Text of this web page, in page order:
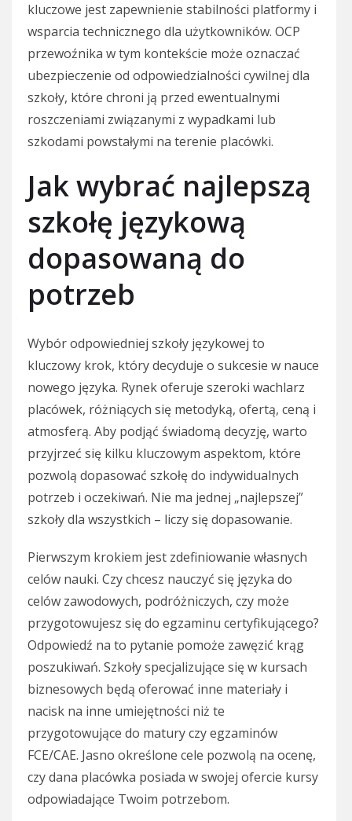
kluczowe jest zapewnienie stabilności platformy i
wsparcia technicznego dla użytkowników. OCP
przewoźnika w tym kontekście może oznaczać
ubezpieczenie od odpowiedzialności cywilnej dla
szkoły, które chroni ją przed ewentualnymi
roszczeniami związanymi z wypadkami lub
szkodami powstałymi na terenie placówki.
Jak wybrać najlepszą
szkołę językową
dopasowaną do
potrzeb
Wybór odpowiedniej szkoły językowej to
kluczowy krok, który decyduje o sukcesie w nauce
nowego języka. Rynek oferuje szeroki wachlarz
placówek, różniących się metodyką, ofertą, ceną i
atmosferą. Aby podjąć świadomą decyzję, warto
przyjrzeć się kilku kluczowym aspektom, które
pozwolą dopasować szkołę do indywidualnych
potrzeb i oczekiwań. Nie ma jednej „najlepszej”
szkoły dla wszystkich – liczy się dopasowanie.
Pierwszym krokiem jest zdefiniowanie własnych
celów nauki. Czy chcesz nauczyć się języka do
celów zawodowych, podróżniczych, czy może
przygotowujesz się do egzaminu certyfikującego?
Odpowiedź na to pytanie pomoże zawęzić krąg
poszukiwań. Szkoły specjalizujące się w kursach
biznesowych będą oferować inne materiały i
nacisk na inne umiejętności niż te
przygotowujące do matury czy egzaminów
FCE/CAE. Jasno określone cele pozwolą na ocenę,
czy dana placówka posiada w swojej ofercie kursy
odpowiadające Twoim potrzebom.